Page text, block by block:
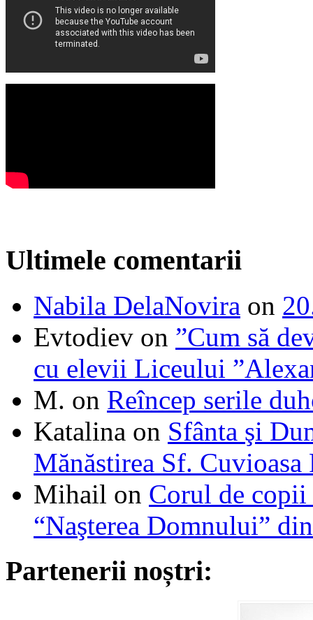
Ultimele comentarii
Nabila DelaNovira on
Evtodiev on ”Cum să
cu elevii Liceului
M. on Reîncep serile
Katalina on Sfânta şi
Mănăstirea Sf. Cuvioasa
Mihail on Corul de
“Naşterea Domnului”
Partenerii noștri: